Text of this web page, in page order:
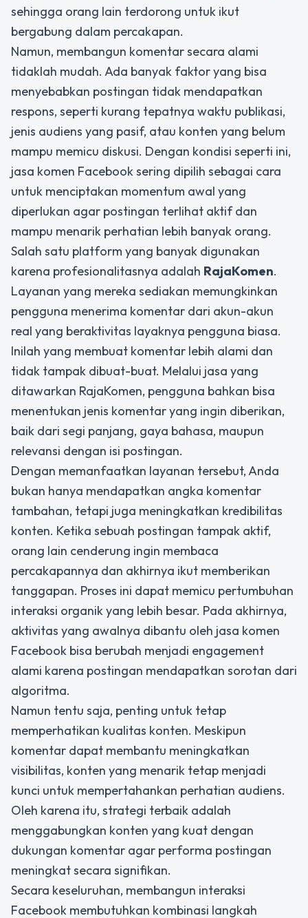
sehingga orang lain terdorong untuk ikut
bergabung dalam percakapan.
Namun, membangun komentar secara alami
tidaklah mudah. Ada banyak faktor yang bisa
menyebabkan postingan tidak mendapatkan
respons, seperti kurang tepatnya waktu publikasi,
jenis audiens yang pasif, atau konten yang belum
mampu memicu diskusi. Dengan kondisi seperti ini,
jasa komen Facebooksering dipilih sebagai cara
untuk menciptakan momentum awal yang
diperlukan agar postingan terlihat aktif dan
mampu menarik perhatian lebih banyak orang.
Salah satu platform yang banyak digunakan
karena profesionalitasnya adalah RajaKomen.
Layanan yang mereka sediakan memungkinkan
pengguna menerima komentar dari akun-akun
real yang beraktivitas layaknya pengguna biasa.
Inilah yang membuat komentar lebih alami dan
tidak tampak dibuat-buat. Melalui jasa yang
ditawarkan RajaKomen, pengguna bahkan bisa
menentukan jenis komentar yang ingin diberikan,
baik dari segi panjang, gaya bahasa, maupun
relevansi dengan isi postingan.
Dengan memanfaatkan layanan tersebut, Anda
bukan hanya mendapatkan angka komentar
tambahan, tetapi juga meningkatkan kredibilitas
konten. Ketika sebuah postingan tampak aktif,
orang lain cenderung ingin membaca
percakapannya dan akhirnya ikut memberikan
tanggapan. Proses ini dapat memicu pertumbuhan
interaksi organik yang lebih besar. Pada akhirnya,
aktivitas yang awalnya dibantu oleh jasa komen
Facebook bisa berubah menjadi engagement
alami karena postingan mendapatkan sorotan dari
algoritma.
Namun tentu saja, penting untuk tetap
memperhatikan kualitas konten. Meskipun
komentar dapat membantu meningkatkan
visibilitas, konten yang menarik tetap menjadi
kunci untuk mempertahankan perhatian audiens.
Oleh karena itu, strategi terbaik adalah
menggabungkan konten yang kuat dengan
dukungan komentar agar performa postingan
meningkat secara signifikan.
Secara keseluruhan, membangun interaksi
Facebook membutuhkan kombinasi langkah